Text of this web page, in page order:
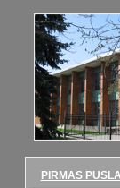
PIRMAS